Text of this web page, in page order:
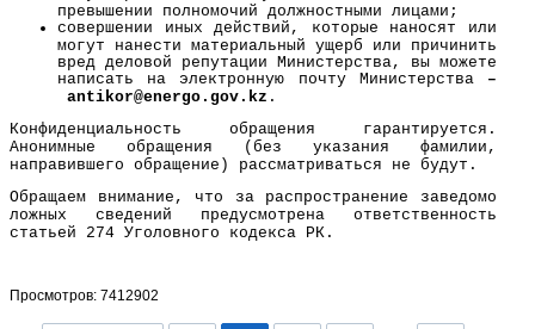
превышении полномочий должностными лицами;
совершении иных действий, которые наносят или
могут нанести материальный ущерб или причинить
вред деловой репутации Министерства, вы можете
написать на электронную почту Министерства –
antikor@energo .gov.kz .
Конфиденциальность обращения гарантируется.
Анонимные обращения (без указания фамилии,
направившего обращение) рассматриваться не будут.
Обращаем внимание, что за распространение заведомо
ложных сведений предусмотрена ответственность
статьей 274 Уголовного кодекса РК.
Просмотров: 7412902